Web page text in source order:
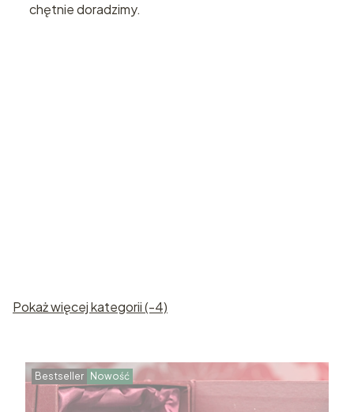
chętnie doradzimy.
Pokaż więcej kategorii (-4)
Bestseller Nowość